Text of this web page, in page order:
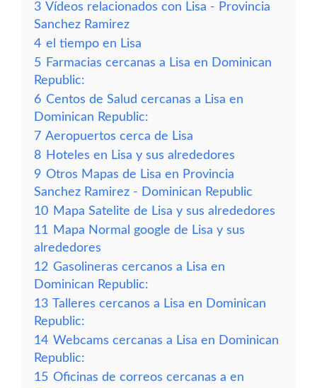
3 Vídeos relacionados con Lisa - Provincia
Sanchez Ramirez
4 el tiempo en Lisa
5 Farmacias cercanas a Lisa en Dominican
Republic:
6 Centos de Salud cercanas a Lisa en
Dominican Republic:
7 Aeropuertos cerca de Lisa
8 Hoteles en Lisa y sus alrededores
9 Otros Mapas de Lisa en Provincia
Sanchez Ramirez - Dominican Republic
10 Mapa Satelite de Lisa y sus alrededores
11
Mapa Normal google de Lisa y sus
alrededores
12 Gasolineras cercanos a Lisa en
Dominican Republic:
13 Talleres cercanos a Lisa en Dominican
Republic:
14 Webcams cercanas a Lisa en Dominican
Republic:
15 Oficinas de correos cercanas a en